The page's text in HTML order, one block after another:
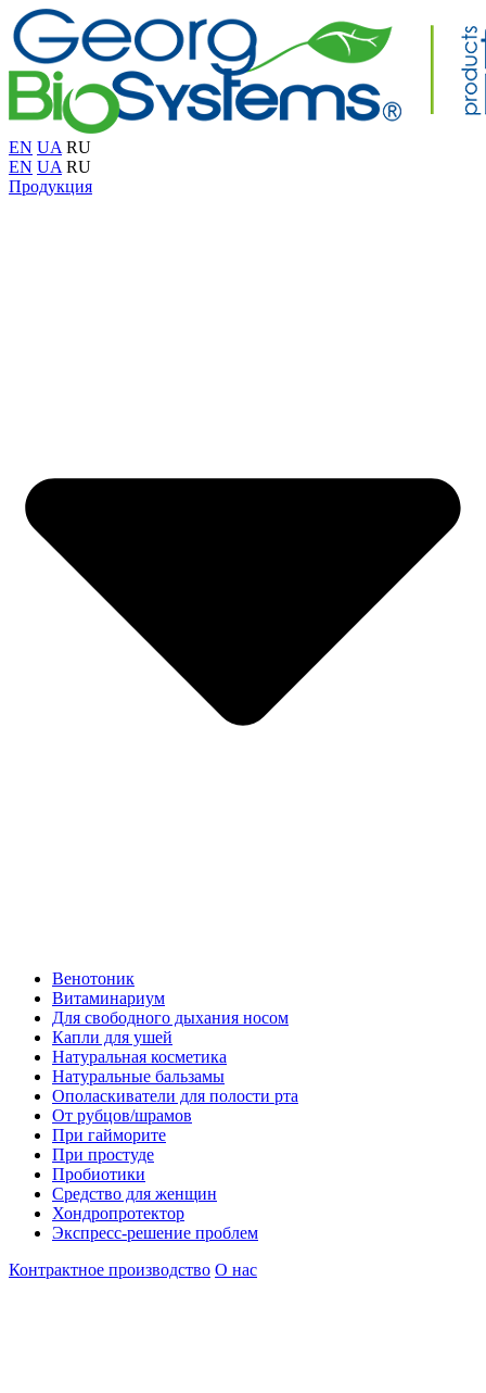
EN UA RU
EN UA RU
Продукция
Венотоник
Витаминариум
Для свободного дыхания носом
Капли для ушей
Натуральная косметика
Натуральные бальзамы
Ополаскиватели для полости рта
От рубцов/шрамов
При гайморите
При простуде
Пробиотики
Средство для женщин
Хондропротектор
Экспресс-решение проблем
Контрактное производство О нас